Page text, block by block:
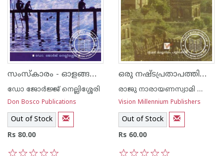
സംസ്കാരം - ഓളങ്ങളും ഉറവകളും
ഡോ ജോര്‍ജ്ജ് നെല്ലിശ്ശേരി
Don Bosco Publications
Out of Stock
Rs 80.00
ഒരു നഷ്ടപ്രതാപത്തിന്റെ മാറ്റൊലി
രാജു നാരായണസ്വാമി ഐ എ എസ്
Vision Millennium Publishers
Out of Stock
Rs 60.00